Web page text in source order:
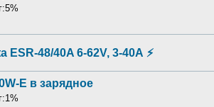
ESR-48/40A 6-62V, 3-40А ⚡
E в зарядное